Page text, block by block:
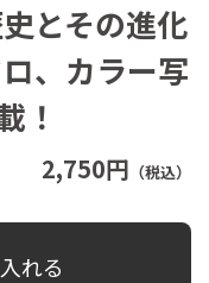
2,750円 （税込）
とその進化
、カラー写
！
れる